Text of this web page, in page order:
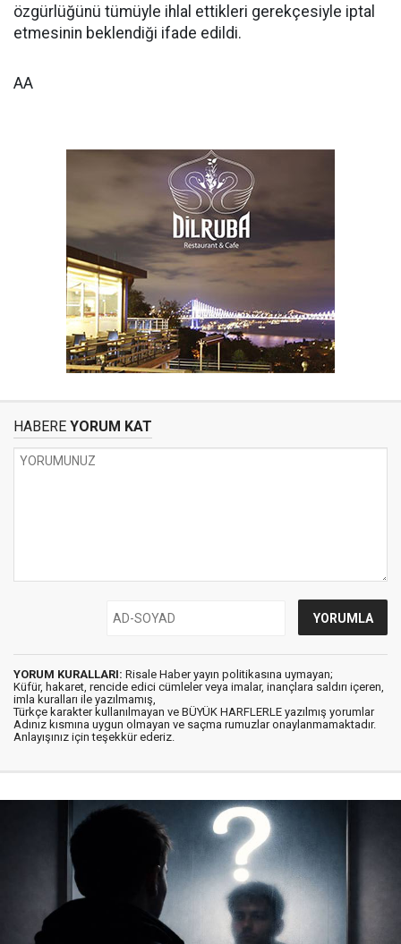
özgürlüğünü tümüyle ihlal ettikleri gerekçesiyle iptal
etmesinin beklendiği ifade edildi.
AA
HABERE YORUM KAT
YORUM KURALLARI: Risale Haber yayın politikasına uymayan;
Küfür, hakaret, rencide edici cümleler veya imalar, inançlara saldırı içeren,
imla kuralları ile yazılmamış,
Türkçe karakter kullanılmayan ve BÜYÜK HARFLERLE yazılmış yorumlar
Adınız kısmına uygun olmayan ve saçma rumuzlar onaylanmamaktadır.
Anlayışınız için teşekkür ederiz.